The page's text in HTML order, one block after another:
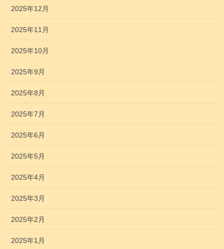
2025年12月
2025年11月
2025年10月
2025年9月
2025年8月
2025年7月
2025年6月
2025年5月
2025年4月
2025年3月
2025年2月
2025年1月